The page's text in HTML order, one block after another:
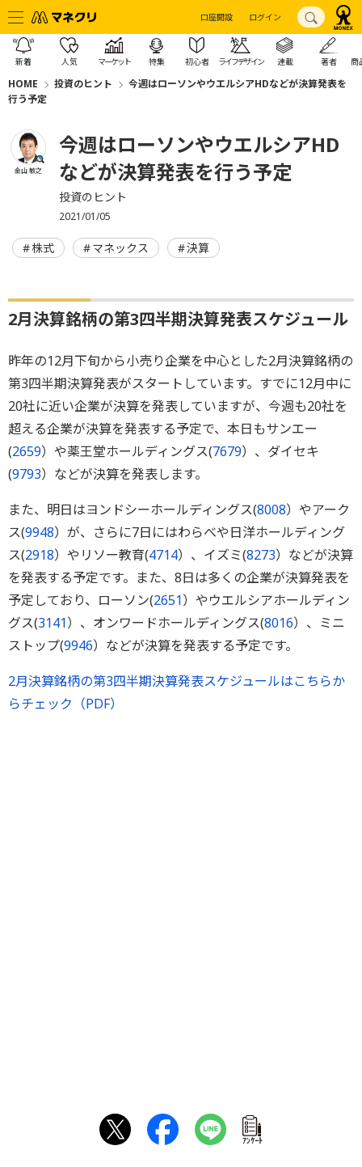
口座開設 ログイン
新着 人気 マーケット 特集 初心者 ライフデザイン 連載 著者 商
HOME 投資のヒント
今週はローソンやウエルシアHDなどが決算発表を
行う予定
金山 敏之
今週はローソンやウエルシアHD
などが決算発表を行う予定
投資のヒント
2021/01/05
株式 マネックス 決算
2月決算銘柄の第3四半期決算発表スケジュール
昨年の12月下旬から小売り企業を中心とした2月決算銘柄の
第3四半期決算発表がスタートしています。すでに12月中に
20社に近い企業が決算を発表していますが、今週も20社を
超える企業が決算を発表する予定で、本日もサンエー
(2659）や薬王堂ホールディングス(7679）、ダイセキ
(9793）などが決算を発表します。
また、明日はヨンドシーホールディングス(8008）やアーク
ス(9948）が、さらに7日にはわらべや日洋ホールディング
ス(2918）やリソー教育(4714）、イズミ(8273）などが決算
を発表する予定です。また、8日は多くの企業が決算発表を
予定しており、ローソン(2651）やウエルシアホールディン
グス(3141）、オンワードホールディングス(8016）、ミニ
ストップ(9946）などが決算を発表する予定です。
2月決算銘柄の第3四半期決算発表スケジュールはこちらか
らチェック（PDF）
ｱﾝｹｰﾄ